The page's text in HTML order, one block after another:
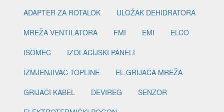
ADAPTER ZA ROTALOK
ULOŽAK DEHIDRATORA
MREŽA VENTILATORA
FMI EMI
ELCO
ISOMEC
IZOLACIJSKI PANELI
IZMJENJIVAČ TOPLINE
EL.GRIJAČA MREŽA
GRIJAČI KABEL
DEVIREG
SENZOR